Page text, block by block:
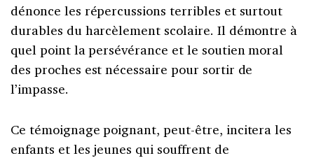
dénonce les répercussions terribles et surtout
durables du harcèlement scolaire. Il démontre à
quel point la persévérance et le soutien moral
des proches est nécessaire pour sortir de
l’impasse.
Ce témoignage poignant, peut-être, incitera les
enfants et les jeunes qui souffrent de